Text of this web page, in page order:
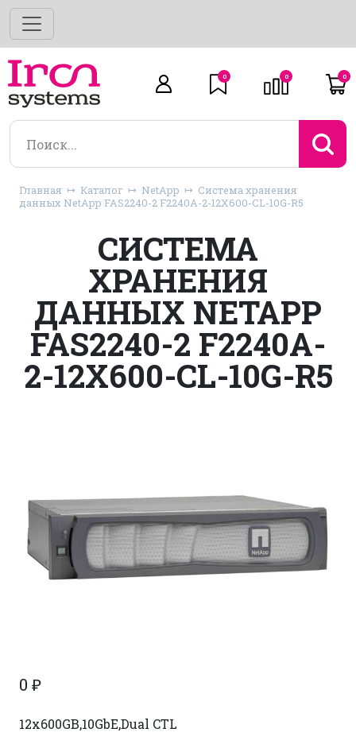
0 0 0
Главная Каталог NetApp
Система хранения
данных NetApp FAS2240-2 F2240A-2-12X600-CL-10G-R5
СИСТЕМА
ХРАНЕНИЯ
ДАННЫХ NETAPP
FAS2240-2 F2240A-
2-12X600-CL-10G-R5
0 ₽
12x600GB,10GbE,Dual CTL